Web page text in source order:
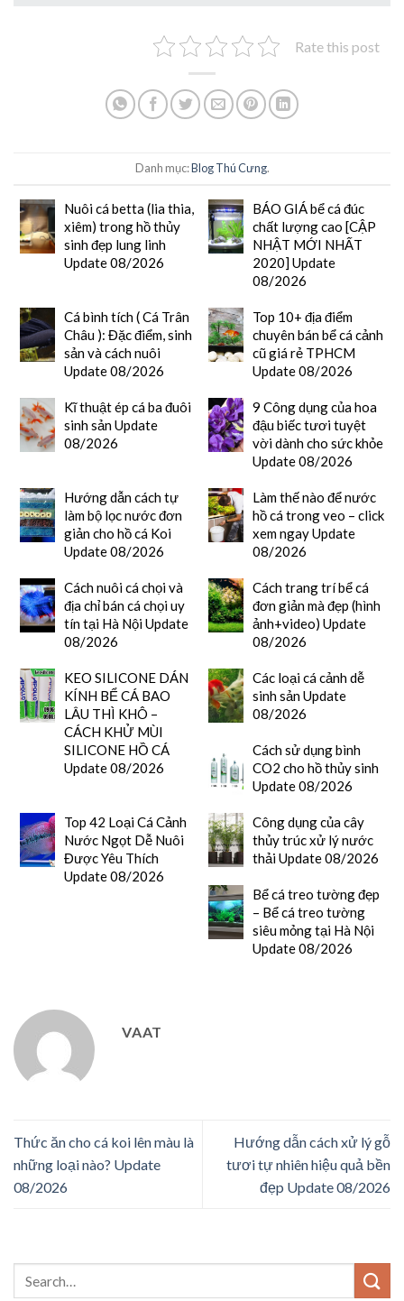
Rate this post
Danh mục:Blog Thú Cưng.
Nuôi cá betta (lia thia,
xiêm) trong hồ thủy
sinh đẹp lung linh
Update 08/2026
BÁO GIÁ bể cá đúc
chất lượng cao [CẬP
NHẬT MỚI NHẤT
2020] Update
08/2026
Cá bình tích ( Cá Trân
Châu ): Đặc điểm, sinh
sản và cách nuôi
Update 08/2026
Top 10+ địa điểm
chuyên bán bể cá cảnh
cũ giá rẻ TPHCM
Update 08/2026
Kĩ thuật ép cá ba đuôi
sinh sản Update
08/2026
9 Công dụng của hoa
đậu biếc tươi tuyệt
vời dành cho sức khỏe
Update 08/2026
Hướng dẫn cách tự
làm bộ lọc nước đơn
giản cho hồ cá Koi
Update 08/2026
Làm thế nào để nước
hồ cá trong veo – click
xem ngay Update
08/2026
Cách nuôi cá chọi và
địa chỉ bán cá chọi uy
tín tại Hà Nội Update
08/2026
Cách trang trí bể cá
đơn giản mà đẹp (hình
ảnh+video) Update
08/2026
KEO SILICONE DÁN
KÍNH BỂ CÁ BAO
LÂU THÌ KHÔ –
CÁCH KHỬ MÙI
SILICONE HỒ CÁ
Update 08/2026
Các loại cá cảnh dễ
sinh sản Update
08/2026
Cách sử dụng bình
CO2 cho hồ thủy sinh
Update 08/2026
Top 42 Loại Cá Cảnh
Nước Ngọt Dễ Nuôi
Được Yêu Thích
Update 08/2026
Công dụng của cây
thủy trúc xử lý nước
thải Update 08/2026
Bể cá treo tường đẹp
– Bể cá treo tường
siêu mỏng tại Hà Nội
Update 08/2026
VAAT
Thức ăn cho cá koi lên màu là
những loại nào? Update
08/2026
Hướng dẫn cách xử lý gỗ
tươi tự nhiên hiệu quả bền
đẹp Update 08/2026